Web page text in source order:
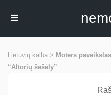
Lietuvių kalba > Moters
“Altorių šešėly”